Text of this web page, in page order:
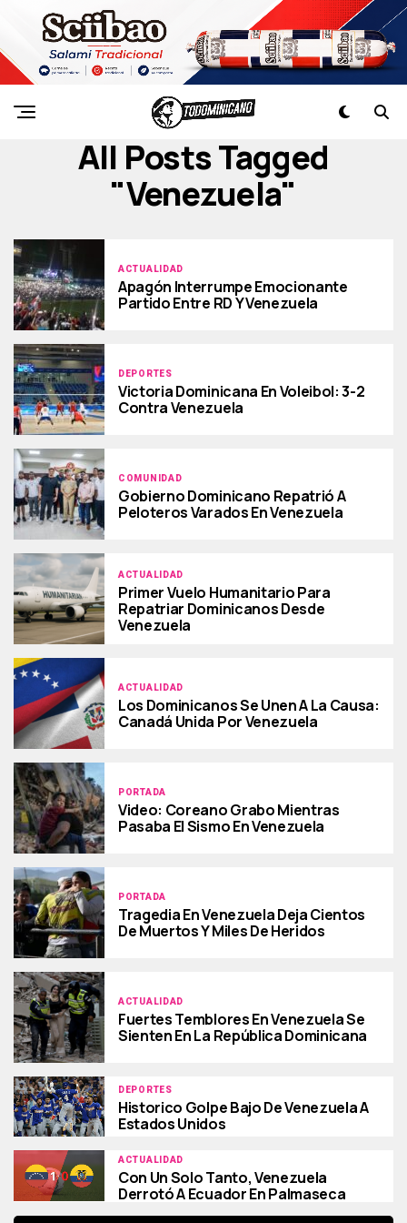
All Posts Tagged
"venezuela"
ACTUALIDAD
Apagón Interrumpe Emocionante
Partido Entre RD Y Venezuela
DEPORTES
Victoria Dominicana En Voleibol: 3-2
Contra Venezuela
COMUNIDAD
Gobierno Dominicano Repatrió A
Peloteros Varados En Venezuela
ACTUALIDAD
Primer Vuelo Humanitario Para
Repatriar Dominicanos Desde
Venezuela
ACTUALIDAD
Los Dominicanos Se Unen A La Causa:
Canadá Unida Por Venezuela
PORTADA
Video: Coreano Grabo Mientras
Pasaba El Sismo En Venezuela
PORTADA
Tragedia En Venezuela Deja Cientos
De Muertos Y Miles De Heridos
ACTUALIDAD
Fuertes Temblores En Venezuela Se
Sienten En La República Dominicana
DEPORTES
Historico Golpe Bajo De Venezuela A
Estados Unidos
ACTUALIDAD
Con Un Solo Tanto, Venezuela
Derrotó A Ecuador En Palmaseca